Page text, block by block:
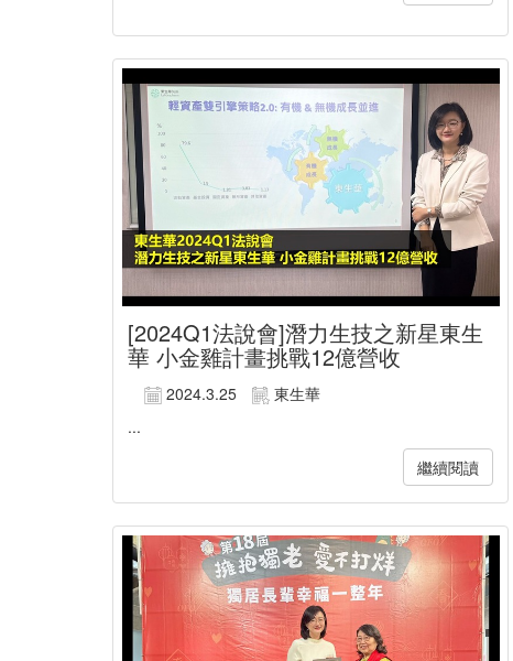
[2024Q1法說會]潛力生技之新星東生
華 小金雞計畫挑戰12億營收
2024.3.25
東生華
...
繼續閱讀